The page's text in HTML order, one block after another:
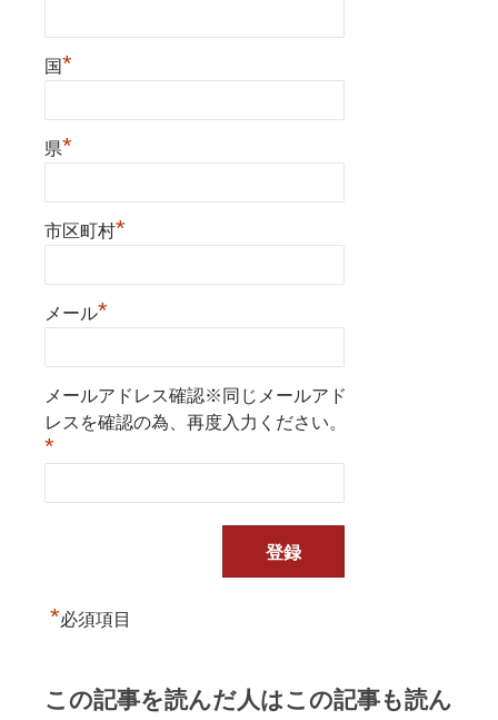
国*
県*
市区町村*
メール*
メールアドレス確認※同じメールアド
レスを確認の為、再度入力ください。
*
*必須項目
この記事を読んだ人はこの記事も読ん